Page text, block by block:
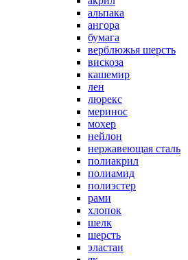
альпака
ангора
бумага
верблюжья шерсть
вискоза
кашемир
лен
люрекс
меринос
мохер
нейлон
нержавеющая сталь
полиакрил
полиамид
полиэстер
рами
хлопок
шелк
шерсть
эластан